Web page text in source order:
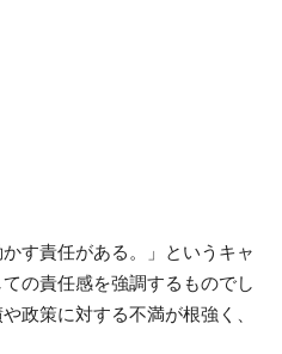
す責任がある。」というキャ
の責任感を強調するものでし
政策に対する不満が根強く、